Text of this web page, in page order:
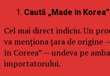
Caută „Made in
Cel mai direct indiciu. Un
va menționa țara de origine
în Coreea” — undeva pe
importatorului.